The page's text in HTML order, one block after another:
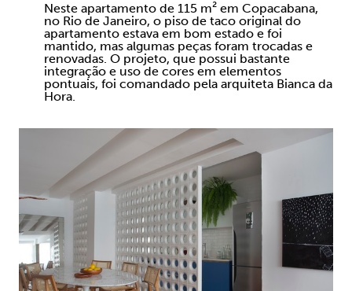
Neste apartamento de 115 m² em Copacabana,
no Rio de Janeiro, o piso de taco original do
apartamento estava em bom estado e foi
mantido, mas algumas peças foram trocadas e
renovadas. O projeto, que possui bastante
integração e uso de cores em elementos
pontuais, foi comandado pela arquiteta Bianca da
Hora.